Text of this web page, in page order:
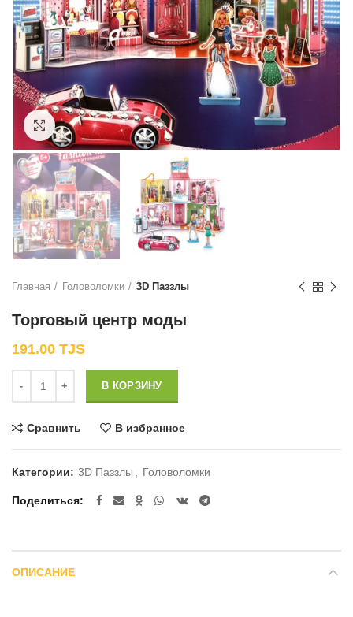
Нажмите, чтобы увеличить
Главная Головоломки 3D Паззлы
Торговый центр моды
191.00 TJS
В КОРЗИНУ
Сравнить В избранное
Категории: 3D Паззлы , Головоломки
Поделиться
ОПИСАНИЕ